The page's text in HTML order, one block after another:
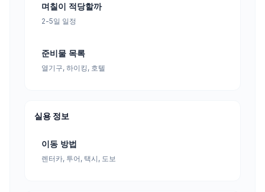
며칠이 적당할까
2-5일 일정
준비물 목록
열기구, 하이킹, 호텔
실용 정보
이동 방법
렌터카, 투어, 택시, 도보